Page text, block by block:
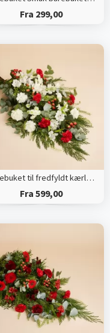
Fra 299,00
Bårebuket til fredfyldt kærlighed
Fra 599,00